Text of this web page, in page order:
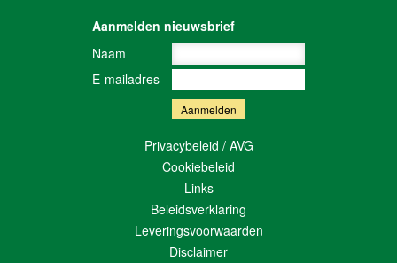
Aanmelden nieuwsbrief
Naam
E-mailadres
Privacybeleid / AVG
Cookiebeleid
Links
Beleidsverklaring
Leveringsvoorwaarden
Disclaimer